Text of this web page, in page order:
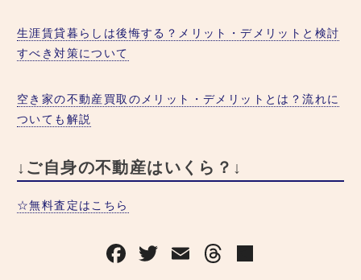
生涯賃貸暮らしは後悔する？メリット・デメリットと検討
すべき対策について
空き家の不動産買取のメリット・デメリットとは？流れに
ついても解説
↓ご自身の不動産はいくら？↓
☆無料査定はこちら